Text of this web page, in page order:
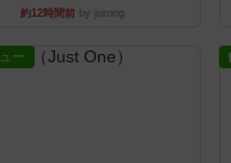
約12時間前by jurong
ー